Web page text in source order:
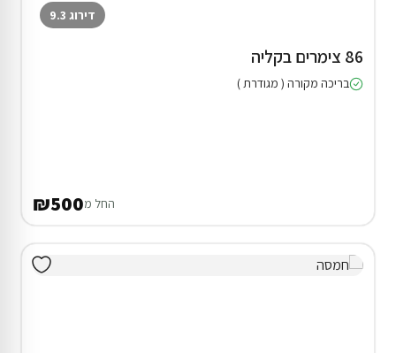
דירוג 9.3
86 צימרים בקליה
בריכה מקורה ( מגודרת )
החל מ₪500